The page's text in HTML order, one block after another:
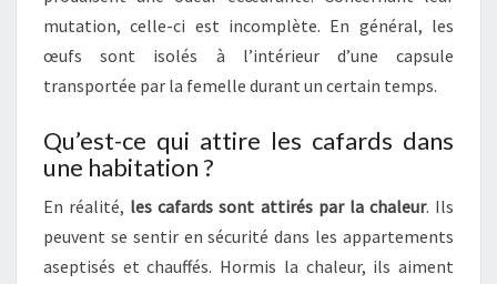
mutation, celle-ci est incomplète. En général, les
œufs sont isolés à l’intérieur d’une capsule
transportée par la femelle durant un certain temps.
Qu’est-ce qui attire les cafards dans
une habitation ?
En réalité, les cafards sont attirés par la chaleur. Ils
peuvent se sentir en sécurité dans les appartements
aseptisés et chauffés. Hormis la chaleur, ils aiment